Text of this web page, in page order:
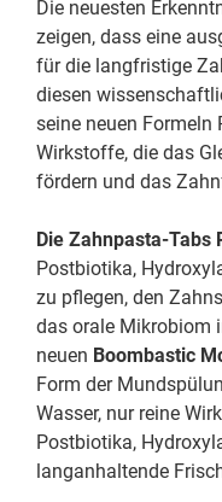
Die neuesten
zeigen, dass eine
für die langfristige
diesen
seine neuen
Wirkstoffe, die das
fördern und das
Die Zahnpasta-Tabs
Postbiotika,
zu pflegen, den
das orale Mikrobiom
neuen Boombastic
Form der
Wasser, nur reine
Postbiotika,
langanhaltende